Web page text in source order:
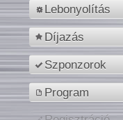
Lebonyolítás
Díjazás
Szponzorok
Program